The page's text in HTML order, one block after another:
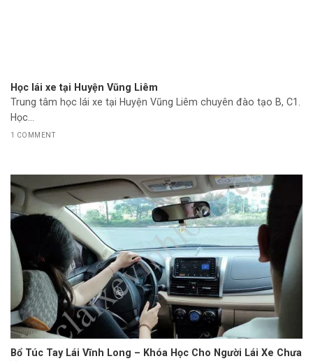
Học lái xe tại Huyện Vũng Liêm
Trung tâm học lái xe tại Huyện Vũng Liêm chuyên đào tạo B, C1.
Học...
1 COMMENT
Bổ Túc Tay Lái Vĩnh Long – Khóa Học Cho Người Lái Xe Chưa